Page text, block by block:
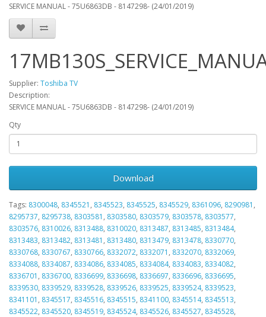
SERVICE MANUAL - 75U6863DB - 8147298- (24/01/2019)
Supplier: Toshiba TV
Description:
SERVICE MANUAL - 75U6863DB - 8147298- (24/01/2019)
Qty
Download
Tags: 8300048, 8345521 , 8345523, 8345525, 8345529, 8361096, 8290981 ,
8295737, 8295738, 8303581 , 8303580, 8303579, 8303578, 8303577,
8303576, 8310026, 8313488, 8310020, 8313487, 8313485, 8313484,
8313483, 8313482, 8313481 , 8313480, 8313479, 8313478, 8330770,
8330768, 8330767, 8330766, 8332072, 8332071 , 8332070, 8332069,
8334088, 8334087, 8334086, 8334085, 8334084, 8334083, 8334082,
8336701 , 8336700, 8336699, 8336698, 8336697, 8336696, 8336695,
8339530, 8339529, 8339528, 8339526, 8339525, 8339524, 8339523,
8341101 , 8345517, 8345516, 8345515, 8341100, 8345514, 8345513,
8345522, 8345520, 8345519, 8345524, 8345526, 8345527, 8345528,